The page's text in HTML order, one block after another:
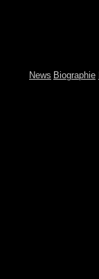
News Biographie